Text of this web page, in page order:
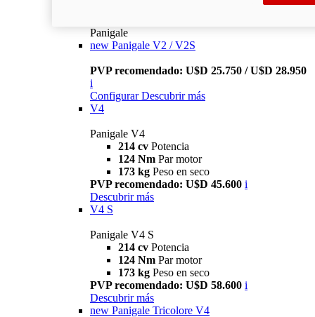
Panigale
new Panigale V2 / V2S
PVP recomendado: U$D 25.750 / U$D 28.950
i
Configurar Descubrir más
V4
Panigale V4
214 cv Potencia
124 Nm Par motor
173 kg Peso en seco
PVP recomendado: U$D 45.600 i
Descubrir más
V4 S
Panigale V4 S
214 cv Potencia
124 Nm Par motor
173 kg Peso en seco
PVP recomendado: U$D 58.600 i
Descubrir más
new Panigale Tricolore V4